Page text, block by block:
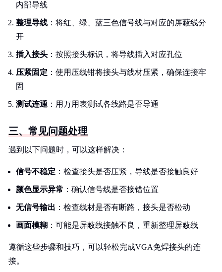
内部导线
整理导线 ：将红、绿、蓝三色信号线与对应的屏蔽线分
开
插入接头 ：按照接头标识，将导线插入对应孔位
压紧固定 ：使用压线钳将接头与线材压紧，确保连接牢
固
测试连通 ：用万用表测试各线路是否导通
三、常见问题处理
遇到以下问题时，可以这样解决：
信号不稳定 ：检查接头是否压紧，导线是否接触良好
颜色显示异常 ：确认信号线是否接错位置
无信号输出 ：检查线材是否有断路，接头是否松动
画面模糊 ：可能是屏蔽线接触不良，重新整理屏蔽线
遵循这些步骤和技巧，可以轻松完成VGA免焊接头的连
接。